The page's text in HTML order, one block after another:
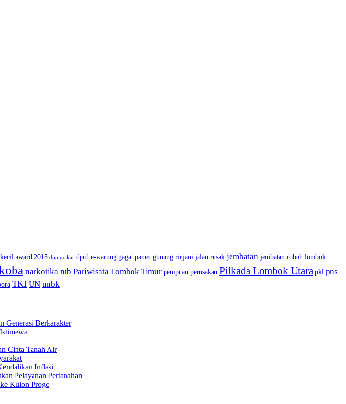
award 2015 dpp golkar dprd e-warung gagal panen gunung rinjani jalan rusak jembatan jembatan roboh lombok
narkotika ntb Pariwisata Lombok Timur penipuan perusakan Pilkada Lombok Utara pkl pns
TKI UN unbk
Berkarakter
Cinta Tanah Air
Inflasi
Pelayanan Pertanahan
Kulon Progo